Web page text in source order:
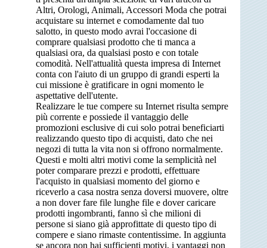
Altri, Orologi, Animali, Accessori Moda che potrai
acquistare su internet e comodamente dal tuo
salotto, in questo modo avrai l'occasione di
comprare qualsiasi prodotto che ti manca a
qualsiasi ora, da qualsiasi posto e con totale
comodità. Nell'attualità questa impresa di Internet
conta con l'aiuto di un gruppo di grandi esperti la
cui missione è gratificare in ogni momento le
aspettative dell'utente.
Realizzare le tue compere su Internet risulta sempre
più corrente e possiede il vantaggio delle
promozioni esclusive di cui solo potrai beneficiarti
realizzando questo tipo di acquisti, dato che nei
negozi di tutta la vita non si offrono normalmente.
Questi e molti altri motivi come la semplicità nel
poter comparare prezzi e prodotti, effettuare
l'acquisto in qualsiasi momento del giorno e
riceverlo a casa nostra senza doversi muovere, oltre
a non dover fare file lunghe file e dover caricare
prodotti ingombranti, fanno sì che milioni di
persone si siano già approfittate di questo tipo di
compere e siano rimaste contentissime. In aggiunta
se ancora non hai sufficienti motivi, i vantaggi non